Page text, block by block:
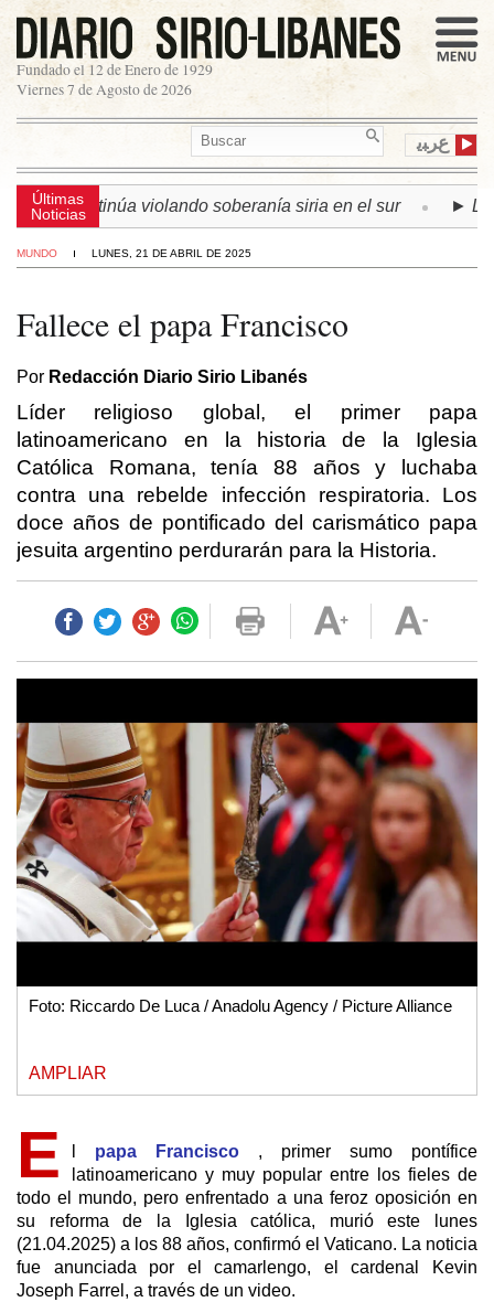
Fundado el 12 de Enero de 1929
Viernes 7 de Agosto de 2026
ﻉﺮﺒﻳ
Últimas
Noticias
continúa violando soberanía siria en el sur ►
MUNDO LUNES, 21 DE ABRIL DE 2025
Fallece el papa Francisco
Por Redacción Diario Sirio Libanés
Líder religioso global, el primer papa
latinoamericano en la historia de la Iglesia
Católica Romana, tenía 88 años y luchaba
contra una rebelde infección respiratoria. Los
doce años de pontificado del carismático papa
jesuita argentino perdurarán para la Historia.
Foto: Riccardo De Luca / Anadolu Agency / Picture Alliance
AMPLIAR
E papa Francisco , primer sumo pontífice
latinoamericano y muy popular entre los fieles de
todo el mundo, pero enfrentado a una feroz oposición en
su reforma de la Iglesia católica, murió este lunes
(21.04.2025) a los 88 años, confirmó el Vaticano. La noticia
fue anunciada por el camarlengo, el cardenal Kevin
Joseph Farrel, a través de un video.